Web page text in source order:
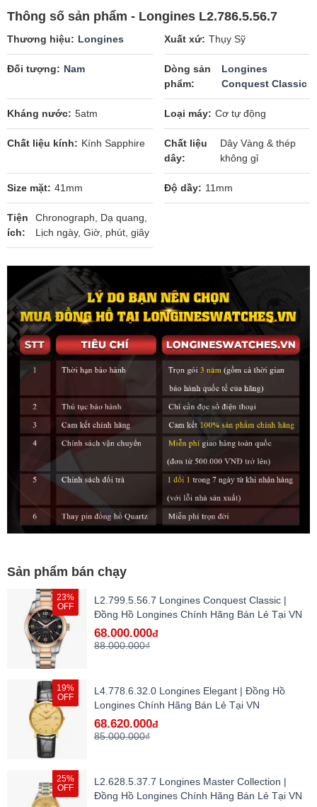
Thông số sản phẩm - Longines L2.786.5.56.7
Thương hiệu Longines Xuất xứ Thụy Sỹ
Đối tượng Nam
Dòng sản
phẩm
Longines
Conquest Classic
Kháng nước 5atm Loại máy Cơ tự động
Chất liệu kính Kính Sapphire
Chất liệu
dây
Dây Vàng & thép
không gỉ
Size mặt 41mm Độ dầy 11mm
Tiện
ích
Chronograph, Dạ quang,
Lịch ngày, Giờ, phút, giây
Sản phẩm bán chạy
23%
OFF
L2.799.5.56.7 Longines Conquest Classic |
Đồng Hồ Longines Chính Hãng Bán Lẻ Tại VN
68.000.000đ
88.000.000₫
19%
OFF
L4.778.6.32.0 Longines Elegant | Đồng Hồ
Longines Chính Hãng Bán Lẻ Tại VN
68.620.000đ
85.000.000₫
25%
OFF
L2.628.5.37.7 Longines Master Collection |
Đồng Hồ Longines Chính Hãng Bán Lẻ Tại VN